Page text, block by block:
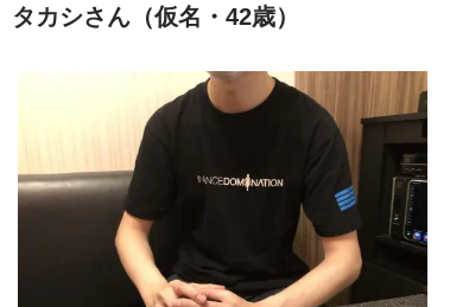
タカシさん（仮名・42歳）